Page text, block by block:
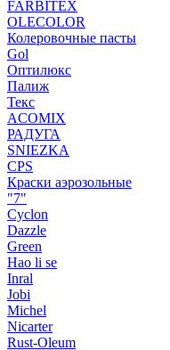
FARBITEX
OLECOLOR
Колеровочные пасты
Gol
Оптилюкс
Палиж
Текс
ACOMIX
РАДУГА
SNIEZKA
CPS
Краски аэрозольные
"7"
Cyclon
Dazzle
Green
Hao li se
Inral
Jobi
Michel
Nicarter
Rust-Oleum